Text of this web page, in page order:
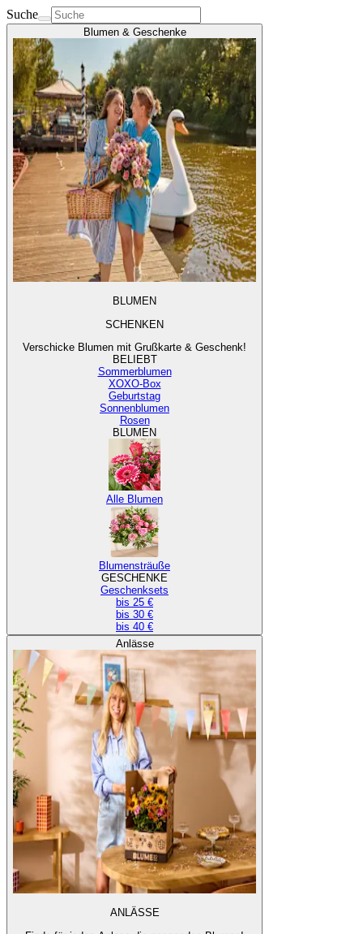
Suche
Blumen & Geschenke
BLUMEN
SCHENKEN
Verschicke Blumen mit Grußkarte & Geschenk!
BELIEBT
Sommerblumen
XOXO-Box
Geburtstag
Sonnenblumen
Rosen
BLUMEN
Alle Blumen
Blumensträuße
GESCHENKE
Geschenksets
bis 25 €
bis 30 €
bis 40 €
Anlässe
ANLÄSSE